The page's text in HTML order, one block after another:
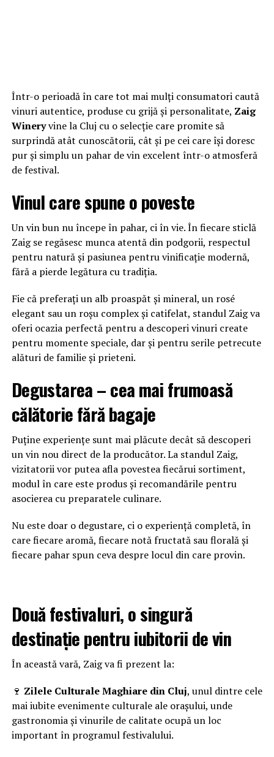
Într-o perioadă în care tot mai mulți consumatori caută
vinuri autentice, produse cu grijă și personalitate, Zaig
Wineryvine la Cluj cu o selecție care promite să
surprindă atât cunoscătorii, cât și pe cei care își doresc
pur și simplu un pahar de vin excelent într-o atmosferă
de festival.
Vinul care spune o poveste
Un vin bun nu începe în pahar, ci în vie. În fiecare sticlă
Zaig se regăsesc munca atentă din podgorii, respectul
pentru natură și pasiunea pentru vinificație modernă,
fără a pierde legătura cu tradiția.
Fie că preferați un alb proaspăt și mineral, un rosé
elegant sau un roșu complex și catifelat, standul Zaig va
oferi ocazia perfectă pentru a descoperi vinuri create
pentru momente speciale, dar și pentru serile petrecute
alături de familie și prieteni.
Degustarea – cea mai frumoasă
călătorie fără bagaje
Puține experiențe sunt mai plăcute decât să descoperi
un vin nou direct de la producător. La standul Zaig,
vizitatorii vor putea afla povestea fiecărui sortiment,
modul în care este produs și recomandările pentru
asocierea cu preparatele culinare.
Nu este doar o degustare, ci o experiență completă, în
care fiecare aromă, fiecare notă fructată sau florală și
fiecare pahar spun ceva despre locul din care provin.
Două festivaluri, o singură
destinație pentru iubitorii de vin
În această vară, Zaig va fi prezent la:
🍷 Zilele Culturale Maghiare din Cluj, unul dintre cele
mai iubite evenimente culturale ale orașului, unde
gastronomia și vinurile de calitate ocupă un loc
important în programul festivalului.